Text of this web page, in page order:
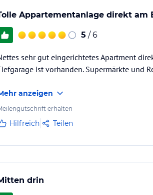
Appartementanlage direkt am
5 / 6
sehr gut eingerichtetes Apartment
ist vorhanden. Supermärkte und
anzeigen
erhalten
Hilfreich Teilen
drin